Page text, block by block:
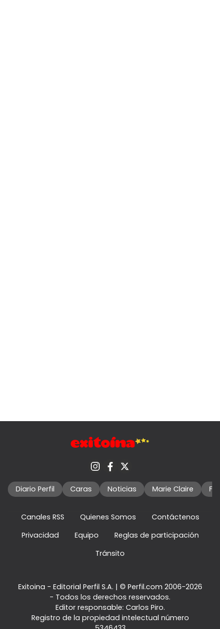
Diario Perfil Caras Noticias Marie Claire
Canales RSS Quienes Somos
Contáctenos
Privacidad
Equipo
Reglas de participación
Tránsito
Exitoina - Editorial Perfil S.A. | © Perfil.com 2006-2026
- Todos los derechos reservados.
Editor responsable: Carlos Piro.
Registro de la propiedad intelectual número